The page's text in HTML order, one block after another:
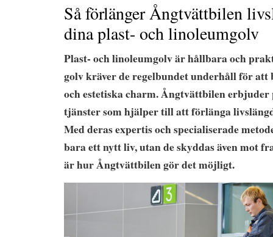
Så förlänger Ångtvättbilen
dina plast- och linoleumgolv
Plast- och linoleumgolv är hållbara och
golv kräver de regelbundet underhåll för att
och estetiska charm. Ångtvättbilen erbjuder
tjänster som hjälper till att förlänga
Med deras expertis och specialiserade
bara ett nytt liv, utan de skyddas även mot
är hur Ångtvättbilen gör det möjligt.